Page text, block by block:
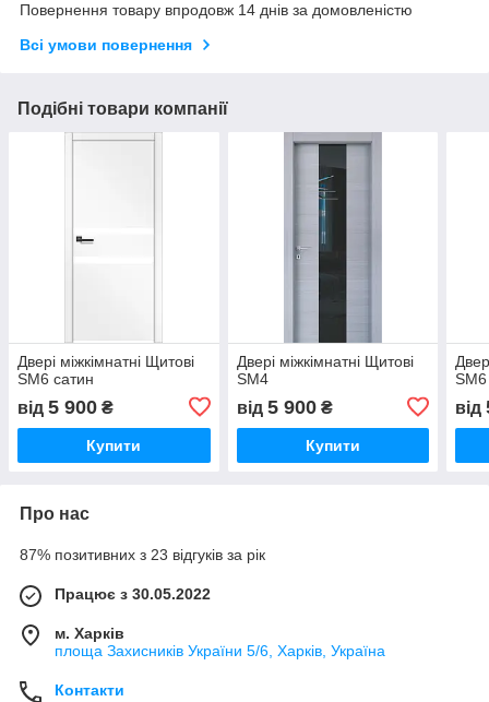
Повернення товару впродовж 14 днів за домовленістю
Всі умови повернення
Подібні товари компанії
Двері міжкімнатні Щитові
SM6 сатин
від 5 900 ₴
Купити
Двері міжкімнатні Щитові
SM4
від 5 900₴
Купити
SM6
від
Про нас
87% позитивних з 23 відгуків за рік
Працює з 30.05.2022
м. Харків
площа Захисників України 5/6, Харків, Україна
Контакти